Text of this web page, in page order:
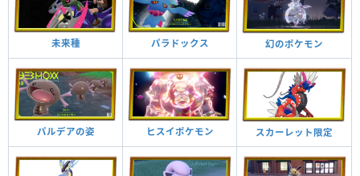
未来種 パラドックス 幻のポケモン
パルデアの姿 ヒスイポケモン スカーレット限定